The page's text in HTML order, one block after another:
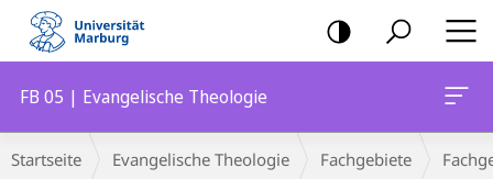
Mobile-
Navigation
FB 05 | Evangelische Theologie
Breadcrumb-
Navigation
Startseite Evangelische Theologie Fachgebiete